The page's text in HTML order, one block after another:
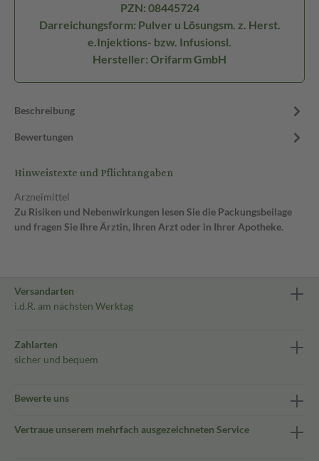
PZN: 08445724
Darreichungsform: Pulver u Lösungsm. z. Herst.
e.Injektions- bzw. Infusionsl.
Hersteller: Orifarm GmbH
Beschreibung
Bewertungen
Hinweistexte und Pflichtangaben
Arzneimittel
Zu Risiken und Nebenwirkungen lesen Sie die Packungsbeilage
und fragen Sie Ihre Ärztin, Ihren Arzt oder in Ihrer Apotheke.
Versandarten
i.d.R. am nächsten Werktag
Zahlarten
sicher und bequem
Bewerte uns
Vertraue unserem mehrfach ausgezeichneten Service